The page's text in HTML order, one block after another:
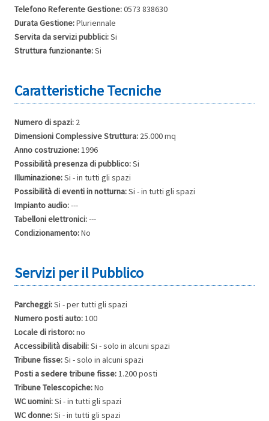
Telefono Referente Gestione:0573 838630
Durata Gestione:Pluriennale
Servita da servizi pubblici:Si
Struttura funzionante:Si
Numero di spazi: 2
Dimensioni Complessive Struttura: 25.000 mq
Anno costruzione:1996
Possibilità presenza di pubblico:Si
Illuminazione:Si - in tutti gli spazi
Possibilità di eventi in notturna:Si - in tutti gli spazi
Impianto audio:---
Tabelloni elettronici:---
Condizionamento:No
Parcheggi:Si - per tutti gli spazi
Numero posti auto:100
Locale di ristoro:no
Accessibilità disabili:Si - solo in alcuni spazi
Tribune fisse:Si - solo in alcuni spazi
Posti a sedere tribune fisse:1.200 posti
Tribune Telescopiche:No
WC uomini:Si - in tutti gli spazi
WC donne:Si - in tutti gli spazi